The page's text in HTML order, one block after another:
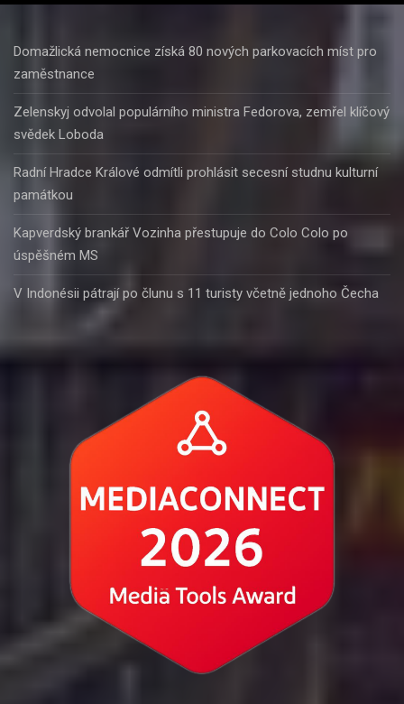
Domažlická nemocnice získá 80 nových parkovacích míst pro
zaměstnance
Zelenskyj odvolal populárního ministra Fedorova, zemřel klíčový
svědek Loboda
Radní Hradce Králové odmítli prohlásit secesní studnu kulturní
památkou
Kapverdský brankář Vozinha přestupuje do Colo Colo po
úspěšném MS
V Indonésii pátrají po člunu s 11 turisty včetně jednoho Čecha